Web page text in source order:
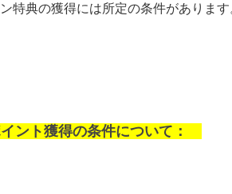
特典の獲得には所定の条件があります
ント獲得の条件について：